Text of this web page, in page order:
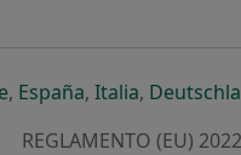
una nueva pestaña
se abre en una nueva
, Españase abre en una
, Italiase abre en
,
REGLAMENTO (EU)